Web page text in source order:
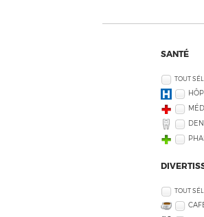
SANTÉ
TOUT
TOUT